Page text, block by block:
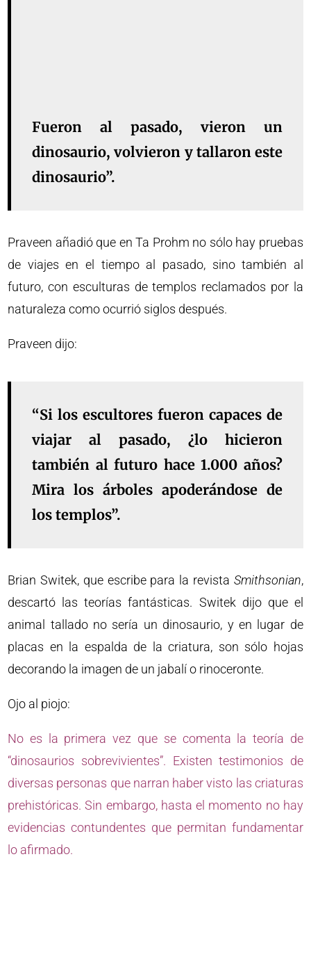
Fueron al pasado, vieron un
dinosaurio, volvieron y tallaron este
dinosaurio”.
Praveen añadió que en Ta Prohm no sólo hay pruebas
de viajes en el tiempo al pasado, sino también al
futuro, con esculturas de templos reclamados por la
naturaleza como ocurrió siglos después.
Praveen dijo:
“Si los escultores fueron capaces de
viajar al pasado, ¿lo hicieron
también al futuro hace 1.000 años?
Mira los árboles apoderándose de
los templos”.
Brian Switek, que escribe para la revista Smithsonian,
descartó las teorías fantásticas. Switek dijo que el
animal tallado no sería un dinosaurio, y en lugar de
placas en la espalda de la criatura, son sólo hojas
decorando la imagen de un jabalí o rinoceronte.
Ojo al piojo:
No es la primera vez que se comenta la teoría de
“dinosaurios sobrevivientes”. Existen testimonios de
diversas personas que narran haber visto las criaturas
prehistóricas. Sin embargo, hasta el momento no hay
evidencias contundentes que permitan fundamentar
lo afirmado.